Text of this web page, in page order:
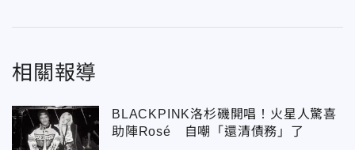
相關報導
BLACKPINK洛杉磯開唱！火星人驚喜
助陣Rosé 自嘲「還清債務」了